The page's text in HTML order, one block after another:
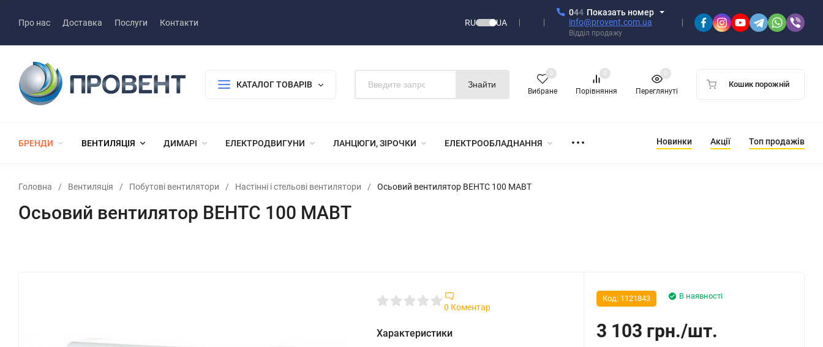
Про нас Доставка Послуги Контакти RU UA
044 Показать номер
info@provent.com.ua
Відділ продажу
КАТАЛОГ ТОВАРІВ Знайти
Вибране
0
Порівняння
0
Переглянуті
0
Кошик порожній
БРЕНДИ ВЕНТИЛЯЦІЯ ДИМАРІ ЕЛЕКТРОДВИГУНИ ЛАНЦЮГИ, ЗІРОЧКИ ЕЛЕКТРООБЛАДНАННЯ Новинки Акції Топ продажів
Головна / Вентиляція / Побутові вентилятори / Настінні і стельові вентилятори / Осьовий вентилятор ВЕНТС 100 МАВТ
Осьовий вентилятор ВЕНТС 100 МАВТ
0 Коментар
Характеристики
В наявності
Код: 1121843
3 103 грн./шт.